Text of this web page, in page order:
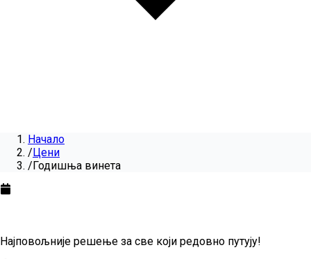
Начало
/Цени
/Годишња винета
Најповољније решење за све који редовно путују!